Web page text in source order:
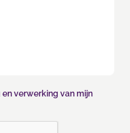
verwerking van mijn